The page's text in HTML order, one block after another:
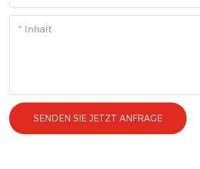
Inhalt
SENDEN SIE JETZT ANFRAGE